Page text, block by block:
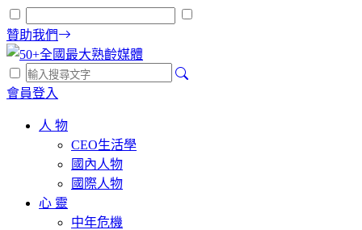
贊助我們
會員登入
人 物
CEO生活學
國內人物
國際人物
心 靈
中年危機